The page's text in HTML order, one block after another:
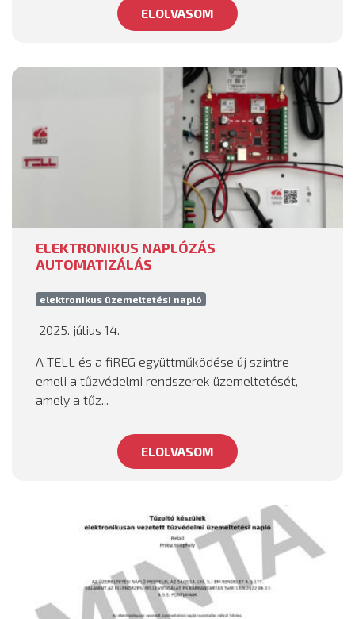
ELOLVASOM
ELEKTRONIKUS NAPLÓZÁS
AUTOMATIZÁLÁS
elektronikus üzemeltetési napló
2025. július 14.
A TELL és a fiREG együttműködése új szintre
emeli a tűzvédelmi rendszerek üzemeltetését,
amely a tűz...
ELOLVASOM